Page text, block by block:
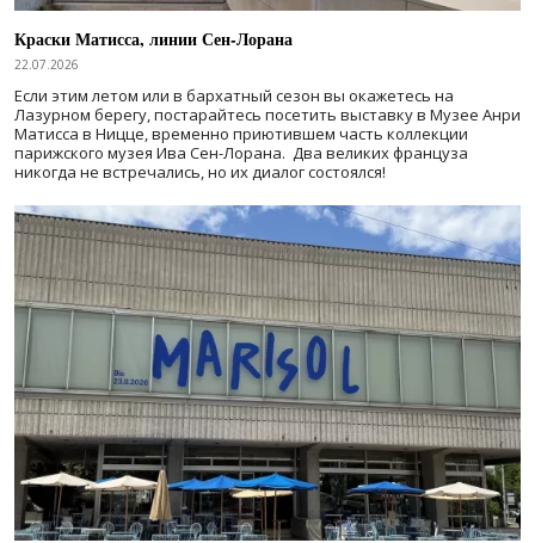
Краски Матисса, линии Сен-Лорана
22.07.2026
Если этим летом или в бархатный сезон вы окажетесь на
Лазурном берегу, постарайтесь посетить выставку в Музее Анри
Матисса в Ницце, временно приютившем часть коллекции
парижского музея Ива Сен-Лорана. Два великих француза
никогда не встречались, но их диалог состоялся!